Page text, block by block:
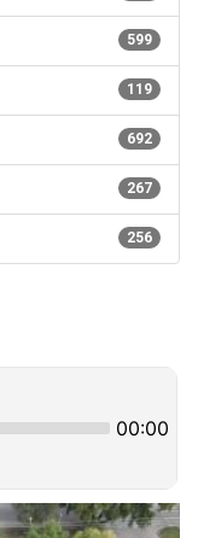
599
119
692
267
256